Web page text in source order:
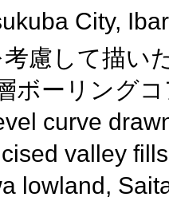
City,
慮して描い
ボーリング
curve
valley
lowland,